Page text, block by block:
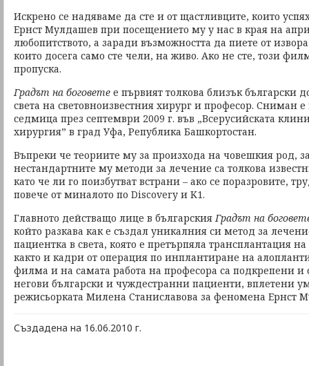
Искрено се надяваме да сте и от щастливците, които
Ернст Мулдашев при посещението му у нас в края на
любопитството, а заради възможността да пиете от
които досега само сте чели, на живо. Ако не сте, този
пропуска.
Градът на боговете е първият толкова близък български
света на световноизвестния хирург и професор. Сниман
седмица през септември 2009 г. във „Всерусийската
хирургия” в град Уфа, Република Башкортостан.
Въпреки че теориите му за произхода на човешкия род,
нестандартните му методи за лечение са толкова
като че ли го поизбутват встрани – ако се поразровите,
повече от миналото по Discovery и K1.
Главното действащо лице в българскияГрадът на
който разкава как е създал уникалния си метод за
пациентка в света, която е претърпяла трансплантация
както и кадри от операция по инплантиране на
филма и на самата работа на професора са подкрепени и
негови български и чуждестранни пациенти, вплетени
режисьорката Милена Станиславова за феномена Ернст
Създадена на 16.06.2010 г.